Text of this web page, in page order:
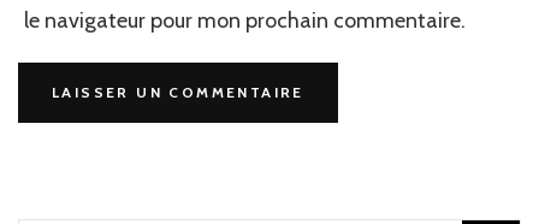
le navigateur pour mon prochain commentaire.